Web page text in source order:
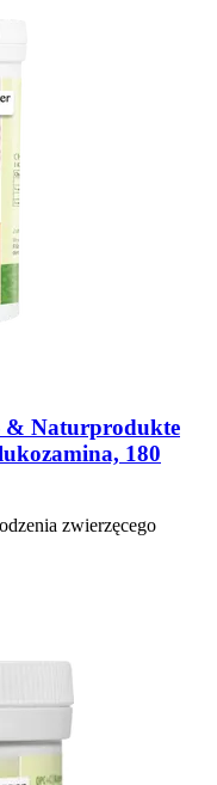
& Naturprodukte
180
zwierzęcego